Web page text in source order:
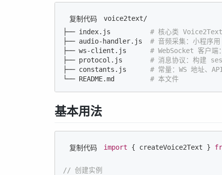
复制代码
voice2text/
├── index.js # 核心类 Voice2Text
├── audio-handler.js # 音频采集：小程序
├── ws-client.js # WebSocket 客户
├── protocol.js # 消息协议：构建
├── constants.js # 常量：WS 地址、
└── README.md # 本文件
基本用法
复制代码 import { createVoice2Text }
// 创建实例